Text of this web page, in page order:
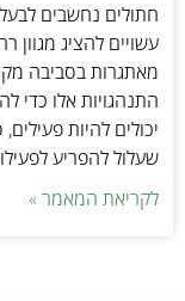
חתולים נחשבים
עשויים להציג מגוון
מאתגרות בסביבה
התנהגויות אלו כדי
יכולים להיות
שעלול להפריע
לקריאת המאמר »